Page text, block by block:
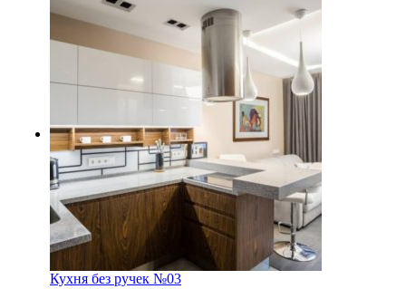
Кухня без ручек №03